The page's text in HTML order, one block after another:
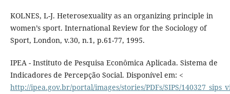
KOLNES, L-J. Heterosexuality as an organizing principle in
women’s sport. International Review for the Sociology of
Sport, London, v.30, n.1, p.61-77, 1995.
IPEA - Instituto de Pesquisa Econômica Aplicada. Sistema de
Indicadores de Percepção Social. Disponível em: <
http://ipea.gov.br/portal/images/stories/PDFs/SIPS/